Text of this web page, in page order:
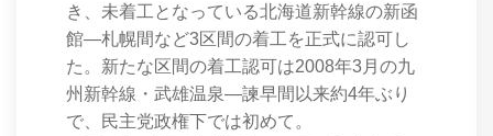
き、未着工となっている北海道新幹線の新函
館―札幌間など3区間の着工を正式に認可し
た。新たな区間の着工認可は2008年3月の九
州新幹線・武雄温泉―諫早間以来約4年ぶり
で、民主党政権下では初めて。